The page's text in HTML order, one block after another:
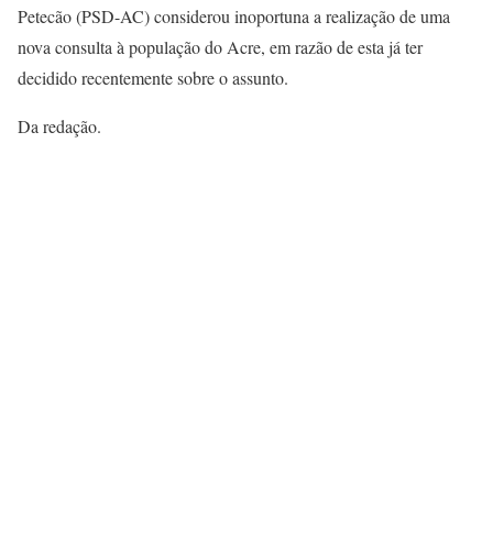
Petecão (PSD-AC) considerou inoportuna a realização de uma
nova consulta à população do Acre, em razão de esta já ter
decidido recentemente sobre o assunto.
Da redação.